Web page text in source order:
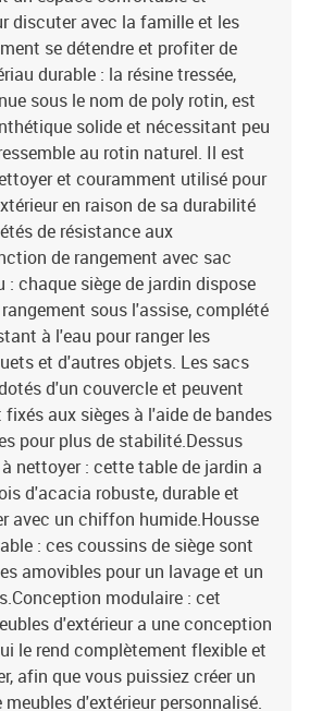
: 65,5 x 62 x 69 cm (l x P x
: 55 x 55 cm (l x P)Hauteur du siège à partir
des accoudoirs à partir du sol : 55 cmTable
: résine tressée, acier enduit de poudre,
finition à l'huileDimensions : 55 x 55 x
:Couleur : blanc crème Matériau de la
% polyester)Matériau de remplissage du
de remplissage du coussin de
du coussin de siège : 55 x 55 x
du coussin de dossier : 55 x 45 x 13 cm
:2 x siège d'angle avec fonction de
à l'eau6 x siège central incluant une
avec un sac résistant à l'eau2 x canapé
de rangement et sac résistant à l'eau1 x
de dossier10 x coussin de siège avec
discuter avec la famille et les
se détendre et profiter de
durable : la résine tressée,
sous le nom de poly rotin, est
solide et nécessitant peu
au rotin naturel. Il est
et couramment utilisé pour
en raison de sa durabilité
de résistance aux
de rangement avec sac
: chaque siège de jardin dispose
sous l'assise, complété
à l'eau pour ranger les
et d'autres objets. Les sacs
d'un couvercle et peuvent
aux sièges à l'aide de bandes
pour plus de stabilité.Dessus
nettoyer : cette table de jardin a
d'acacia robuste, durable et
avec un chiffon humide.Housse
: ces coussins de siège sont
amovibles pour un lavage et un
modulaire : cet
d'extérieur a une conception
le rend complètement flexible et
afin que vous puissiez créer un
d'extérieur personnalisé.